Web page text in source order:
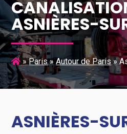
ASNIÈRES-
»Paris»Autour de Paris»
ASNIÈRES-